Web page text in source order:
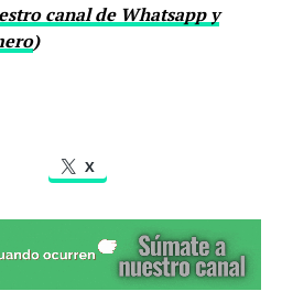
canal de Whatsapp y
)
X